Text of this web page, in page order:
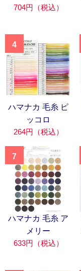
704円（税込）
4
ハマナカ 毛糸 ピ
ッコロ
264円（税込）
7
ハマナカ 毛糸 ア
メリー
633円（税込）